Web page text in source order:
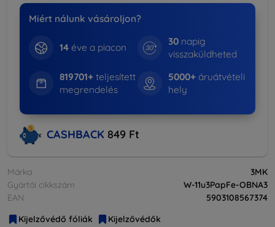
Miért nálunk vásároljon?
14éve a piacon
30 napig
visszaküldheted
819701+teljesített
megrendelés
5000+ áruátvételi
hely
CASHBACK 849 Ft
Márka
3MK
Gyártói cikkszám
W-11u3PapFe-OBNA3
EAN
5903108567374
Kijelzővédő fóliák
Kijelzővédők